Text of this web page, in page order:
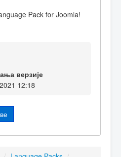
Pack for Joomla!
верзије
12:18